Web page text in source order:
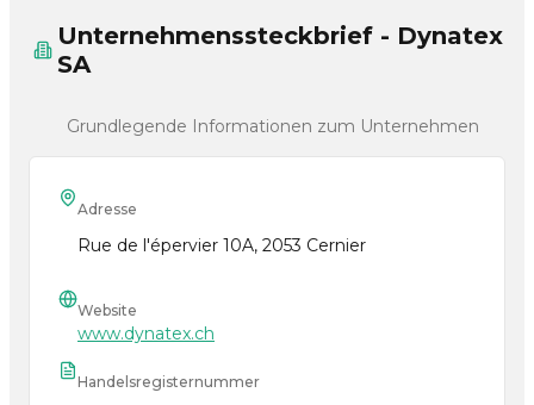
Unternehmenssteckbrief - Dynatex
SA
Grundlegende Informationen zum Unternehmen
Adresse
Rue de l'épervier 10A, 2053 Cernier
Website
www.dynatex.ch
Handelsregisternummer